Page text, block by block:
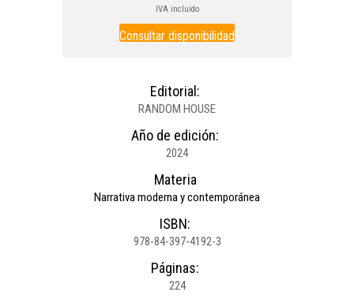
IVA incluido
Consultar disponibilidad
Editorial:
RANDOM HOUSE
Año de edición:
2024
Materia
Narrativa moderna y contemporánea
ISBN:
978-84-397-4192-3
Páginas:
224